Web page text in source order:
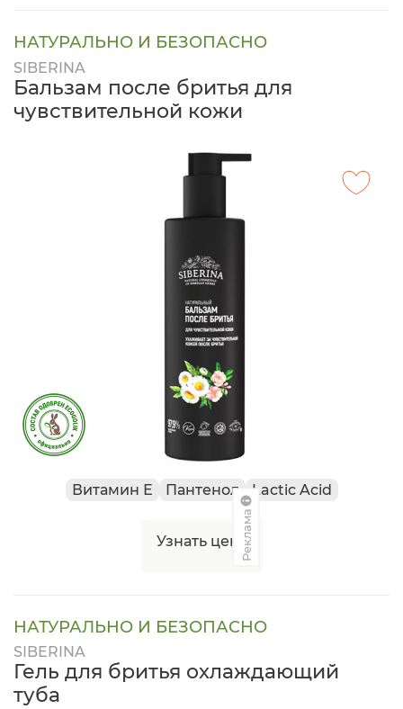
НАТУРАЛЬНО И БЕЗОПАСНО
SIBERINA
Бальзам после бритья для
чувствительной кожи
Витамин Е Пантенол Lactic Acid
Узнать ценуРеклама
НАТУРАЛЬНО И БЕЗОПАСНО
SIBERINA
Гель для бритья охлаждающий
туба